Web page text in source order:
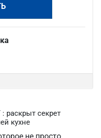
раскрыт секрет
кухне